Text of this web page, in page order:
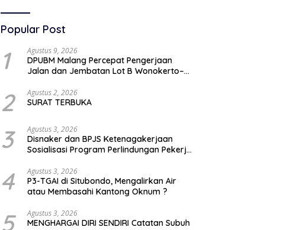
Popular Post
1 Agustus 9, 2026
DPUBM Malang Percepat Pengerjaan
Jalan dan Jembatan Lot B Wonokerto–
2 Agustus 2, 2026
SURAT TERBUKA
3 Agustus 3, 2026
Disnaker dan BPJS Ketenagakerjaan
Sosialisasi Program Perlindungan Pekerja
4 Agustus 3, 2026
P3-TGAI di Situbondo, Mengalirkan Air
atau Membasahi Kantong Oknum ?
5 Agustus 3, 2026
MENGHARGAI DIRI SENDIRI Catatan Subuh